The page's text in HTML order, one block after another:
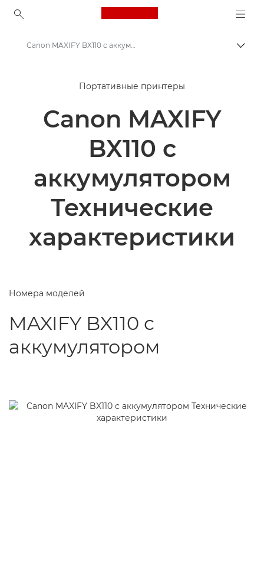
Canon Logo, back to
Принтеры Canon
Canon MAXIFY BX110 с аккумулятором - Портативные принтеры
Canon MAXIFY BX110 с аккумулятором - Технические характеристики портативных принтеров
Портативные принтеры
Canon MAXIFY
BX110 с
аккумулятором
Технические
характеристики
Номера моделей
MAXIFY BX110 с
аккумулятором